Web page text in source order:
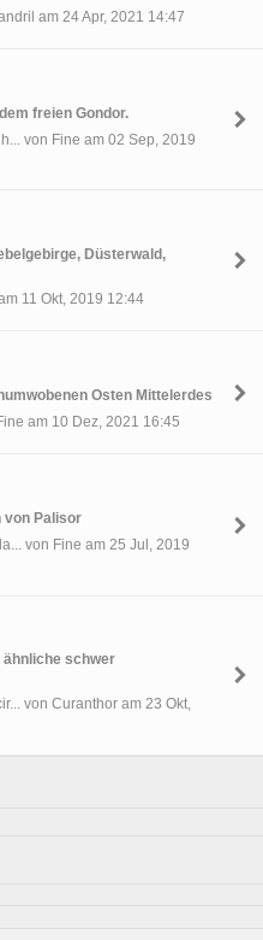
am 24 Apr, 2021 14:47
freien Gondor.
von Fine am 02 Sep, 2019
Düsterwald,
11 Okt, 2019 12:44
Osten Mittelerdes
am 10 Dez, 2021 16:45
von Palisor
von Fine am 25 Jul, 2019
ähnliche schwer
von Curanthor am 23 Okt,